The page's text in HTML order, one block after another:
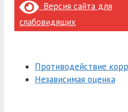
Версия сайта для
слабовидящих
Противодействие
Независимая оценка